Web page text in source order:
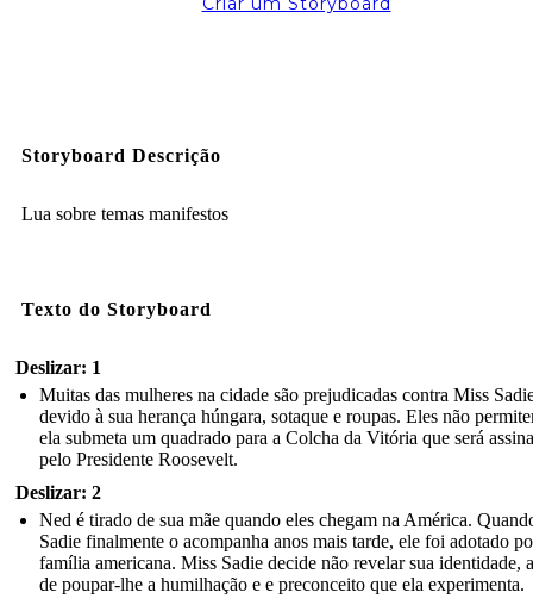
Storyboard Descrição
Lua sobre temas manifestos
Texto do Storyboard
Deslizar: 1
Muitas das mulheres na cidade são prejudicadas contra Miss
devido à sua herança húngara, sotaque e roupas. Eles não
ela submeta um quadrado para a Colcha da Vitória que será
pelo Presidente Roosevelt.
Deslizar: 2
Ned é tirado de sua mãe quando eles chegam na América.
Sadie finalmente o acompanha anos mais tarde, ele foi adotado
família americana. Miss Sadie decide não revelar sua identidade,
de poupar-lhe a humilhação e e preconceito que ela experimenta.